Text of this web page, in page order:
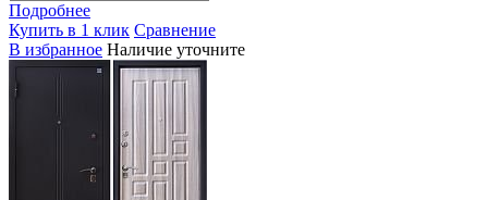
Подробнее
Купить в 1 клик Сравнение
В избранное Наличие уточните